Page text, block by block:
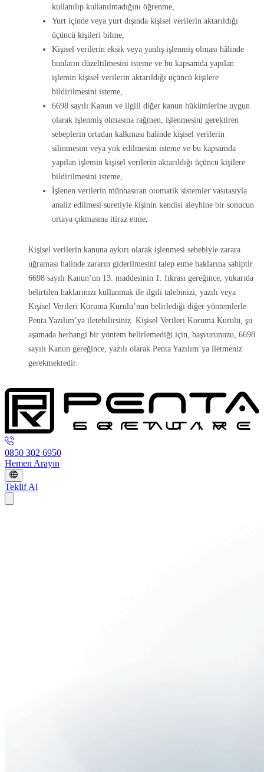
kullanılıp kullanılmadığını öğrenme,
Yurt içinde veya yurt dışında kişisel verilerin aktarıldığı
üçüncü kişileri bilme,
Kişisel verilerin eksik veya yanlış işlenmiş olması hâlinde
bunların düzeltilmesini isteme ve bu kapsamda yapılan
işlemin kişisel verilerin aktarıldığı üçüncü kişilere
bildirilmesini isteme,
6698 sayılı Kanun ve ilgili diğer kanun hükümlerine uygun
olarak işlenmiş olmasına rağmen, işlenmesini gerektiren
sebeplerin ortadan kalkması halinde kişisel verilerin
silinmesini veya yok edilmesini isteme ve bu kapsamda
yapılan işlemin kişisel verilerin aktarıldığı üçüncü kişilere
bildirilmesini isteme,
İşlenen verilerin münhasıran otomatik sistemler vasıtasıyla
analiz edilmesi suretiyle kişinin kendisi aleyhine bir sonucun
ortaya çıkmasına itiraz etme,
Kişisel verilerin kanuna aykırı olarak işlenmesi sebebiyle zarara
uğraması halinde zararın giderilmesini talep etme haklarına sahiptir.
6698 sayılı Kanun’un 13. maddesinin 1. fıkrası gereğince, yukarıda
belirtilen haklarınızı kullanmak ile ilgili talebinizi, yazılı veya
Kişisel Verileri Koruma Kurulu’nun belirlediği diğer yöntemlerle
Penta Yazılım’ya iletebilirsiniz. Kişisel Verileri Koruma Kurulu, şu
aşamada herhangi bir yöntem belirlemediği için, başvurunuzu, 6698
sayılı Kanun gereğince, yazılı olarak Penta Yazılım’ya iletmeniz
gerekmektedir.
0850 302 6950
Hemen Arayın
Teklif Al